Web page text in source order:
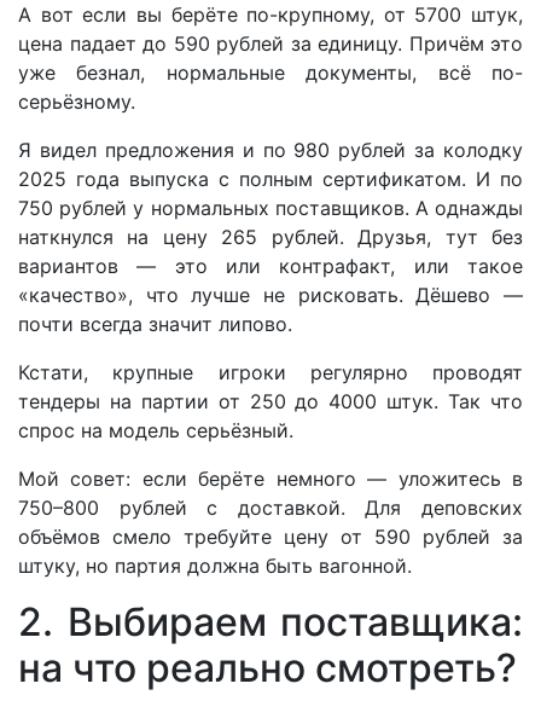
А вот если вы берёте по-крупному, от 5700 штук,
цена падает до 590 рублей за единицу. Причём это
уже безнал, нормальные документы, всё по-
серьёзному.
Я видел предложения и по 980 рублей за колодку
2025 года выпуска с полным сертификатом. И по
750 рублей у нормальных поставщиков. А однажды
наткнулся на цену 265 рублей. Друзья, тут без
вариантов — это или контрафакт, или такое
«качество», что лучше не рисковать. Дёшево —
почти всегда значит липово.
Кстати, крупные игроки регулярно проводят
тендеры на партии от 250 до 4000 штук. Так что
спрос на модель серьёзный.
Мой совет: если берёте немного — уложитесь в
750–800 рублей с доставкой. Для деповских
объёмов смело требуйте цену от 590 рублей за
штуку, но партия должна быть вагонной.
2. Выбираем поставщика:
на что реально смотреть?